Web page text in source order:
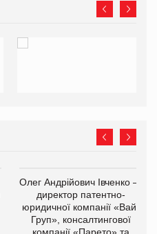
Олег Андрійович Івченко —
директор патентно-
юридичної компанії «Вайз
Груп», консалтингової